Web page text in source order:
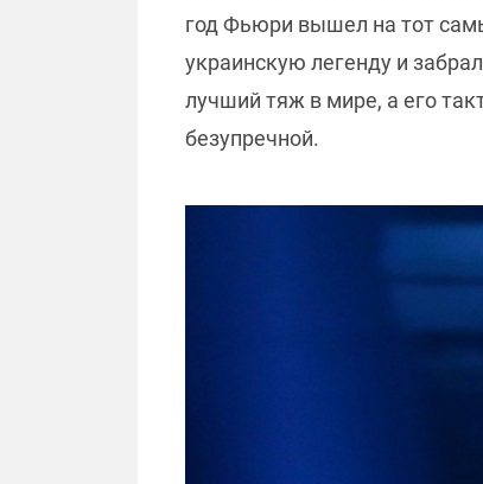
год Фьюри вышел на тот
украинскую легенду и
лучший тяж в мире, а его
безупречной.